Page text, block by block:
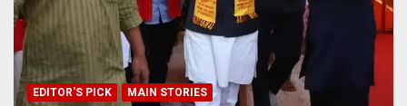
EDITOR'S PICK MAIN STORIES